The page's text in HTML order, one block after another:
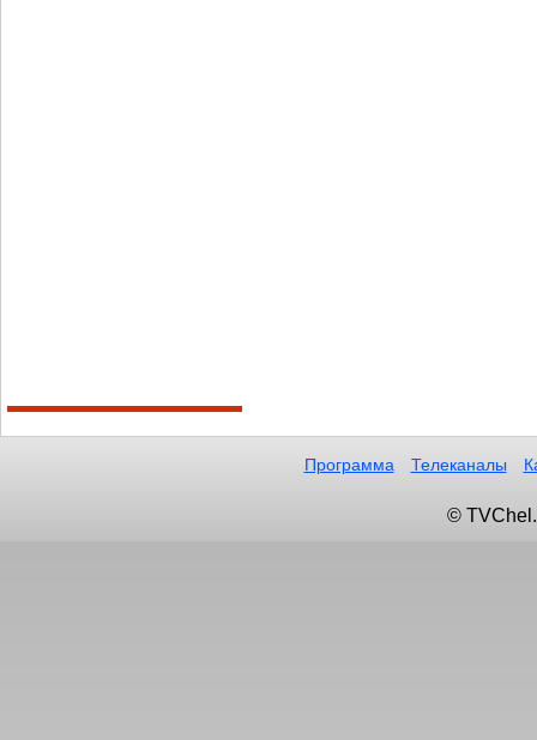
Программа Телеканалы
©